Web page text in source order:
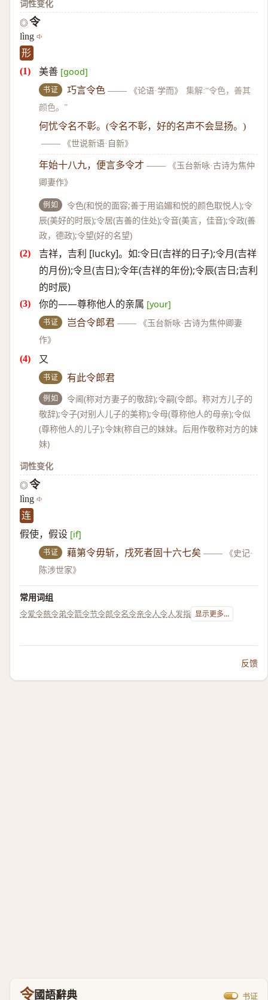
词性变化
◎ 令
lìng
形
美善 [good]
书证 巧言令色 —— 《论语·学而》
集解:“令色，善其
颜色。”
何忧令名不彰。(令名不彰，好的名声不会显扬。)
——
《世说新语·自新》
年始十八九，便言多令才 ——
《玉台新咏·古诗为焦仲
卿妻作》
例如
令色(和悦的面容;善于用谄媚和悦的颜色取悦人);令
辰(美好的时辰);令居(吉善的住处);令音(美言，佳音);令政(善
政，德政);令望(好的名望)
吉祥，吉利 [lucky]。如:令日(吉祥的日子);令月(吉祥
的月份);令旦(吉日);令年(吉祥的年份);令辰(吉日;吉利
的时辰)
你的——尊称他人的亲属 [your]
书证 岂合令郎君 ——
《玉台新咏·古诗为焦仲卿妻
作》
又
书证
有此令郎君
例如
令阃(称对方妻子的敬辞);令嗣(令郎。称对方儿子的
敬辞);令子(对别人儿子的美称);令母(尊称他人的母亲);令似
(尊称他人的儿子);令妹(称自己的妹妹。后用作敬称对方的妹
妹)
词性变化
◎ 令
lìng
连
假使，假设 [if]
书证 藉第令毋斩，戌死者固十六七矣 ——
《史记·
陈涉世家》
常用词组
令爱令慈令弟令箭令节令郎令名令亲令人令人发指 显示更多...
反馈
令國語辭典 书证